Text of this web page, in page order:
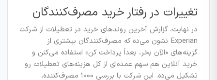
تغییرات در رفتار خرید مصرف‌کنندگان
در نهایت، گزارش آخرین روندهای خرید در تعطیلات از شرکت
Experian نشون می‌ده که مصرف‌کنندگان بیشتری از
گزینه‌های «الآن بخر، بعداً پرداخت کن» استفاده می‌کنن و
خرید آنلاین هم سهم عمده‌ای از کل هزینه‌های تعطیلات رو
تشکیل می‌ده. این شرکت با بررسی ۱۰۰۰ مصرف‌کننده،